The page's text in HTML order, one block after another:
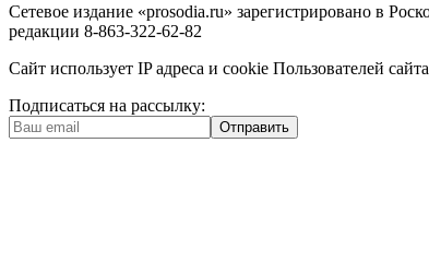
Сетевое издание «prosodia.ru» зарегистрировано в
редакции 8-863-322-62-82
Сайт использует IP адреса и cookie Пользователей
Подписаться на рассылку:
Отправить